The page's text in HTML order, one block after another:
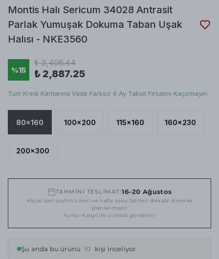
Montis Halı Sericum 34028 Antrasit
Parlak Yumuşak Dokuma Taban Uşak
Halısı - NKE3560
%15
₺ 3,406.44
₺ 2,887.25
Tüm Kredi Kartlarına Vade Farksız 6 Ay Taksit Fırsatını Kaçırmayın
80x160 100x200 115x160 160x230
200x300
TAHMİNİ TESLİMAT:16–20 Ağustos
Kişiye özel üretim süreci ve hafta sonu tatilleri dikkate alınarak
planlanmıştır
Yurtiçi Kargo ile ücretsiz gönderilir
Şu anda bu ürünü 10 kişi inceliyor.